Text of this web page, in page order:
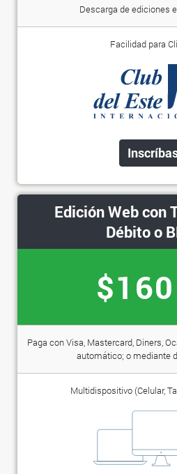
Descarga de ediciones
Facilidad para
Edición Web con
Débito o
$160
Paga con Visa, Mastercard, Diners,
automático; o mediante
Multidispositivo (Celular,